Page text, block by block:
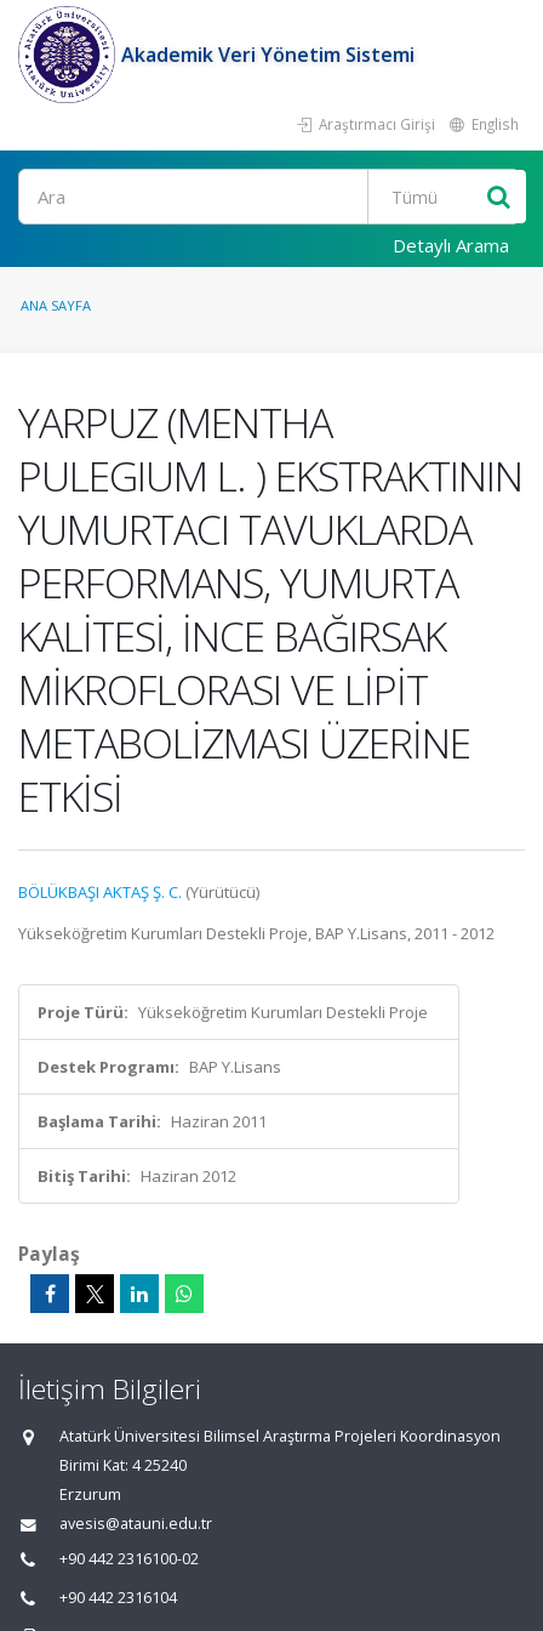
Akademik Veri Yönetim Sistemi
Araştırmacı Girişi English
Ara
Detaylı Arama
ANA SAYFA
YARPUZ (MENTHA
PULEGIUM L. ) EKSTRAKTININ
YUMURTACI TAVUKLARDA
PERFORMANS, YUMURTA
KALİTESİ, İNCE BAĞIRSAK
MİKROFLORASI VE LİPİT
METABOLİZMASI ÜZERİNE
ETKİSİ
BÖLÜKBAŞI AKTAŞ Ş. C. (Yürütücü)
Yükseköğretim Kurumları Destekli Proje, BAP Y.Lisans, 2011 - 2012
Proje Türü: Yükseköğretim Kurumları Destekli Proje
Destek Programı: BAP Y.Lisans
Başlama Tarihi: Haziran 2011
Bitiş Tarihi: Haziran 2012
Paylaş
İletişim Bilgileri
Atatürk Üniversitesi Bilimsel Araştırma Projeleri Koordinasyon
Birimi Kat: 4 25240
Erzurum
avesis@atauni.edu.tr
+90 442 2316100-02
+90 442 2316104